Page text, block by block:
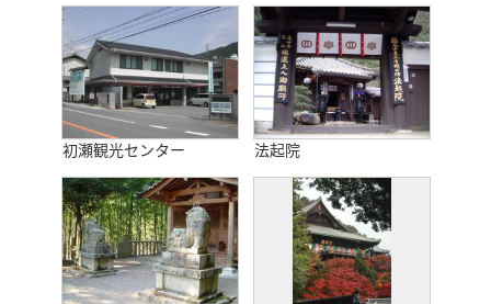
初瀬観光センター 法起院